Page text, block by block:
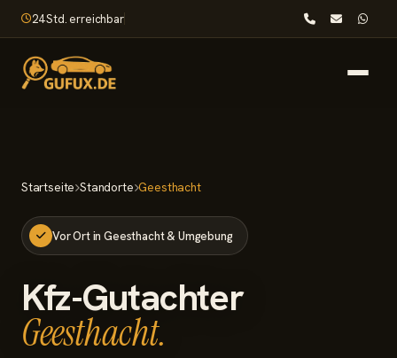
24 Std. erreichbar
Leistungen
Nach dem Unfall
Wissenswertes
Standorte
Startseite Standorte Geesthacht
Vor Ort in Geesthacht & Umgebung
Kfz-Gutachter
Geesthacht.